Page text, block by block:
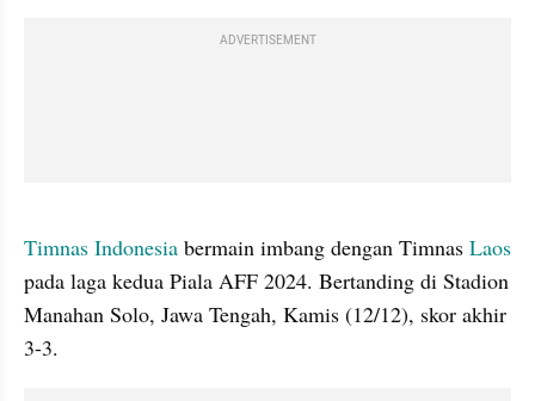
ADVERTISEMENT
Timnas Indonesia bermain imbang dengan Timnas Laos
pada laga kedua Piala AFF 2024. Bertanding di Stadion
Manahan Solo, Jawa Tengah, Kamis (12/12), skor akhir
3-3.